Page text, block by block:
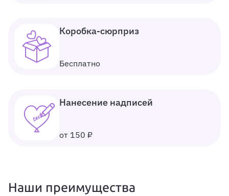
Коробка-сюрприз
Бесплатно
Нанесение надписей
от 150 ₽
Наши преимущества